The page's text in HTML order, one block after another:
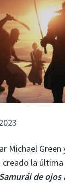
Michael
creado la
Samurái de ojos